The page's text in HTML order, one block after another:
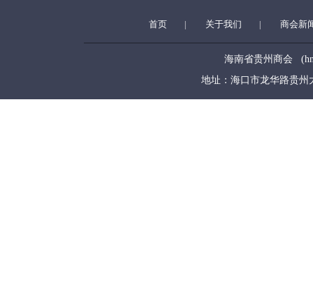
首页 关于我们 商会新
海南省贵州商会
地址：海口市龙华路贵州